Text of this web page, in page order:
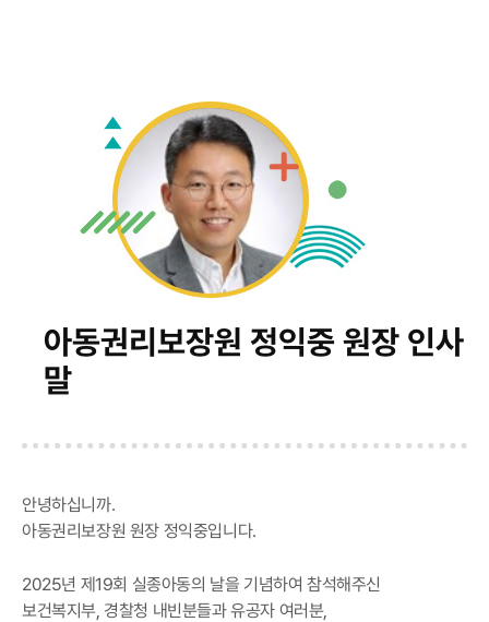
아동권리보장원 정익중 원장 인사
말
안녕하십니까.
아동권리보장원 원장 정익중입니다.
2025년 제19회 실종아동의 날을 기념하여 참석해주신
보건복지부, 경찰청 내빈분들과 유공자 여러분,